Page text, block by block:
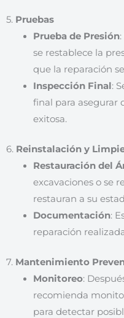
5. Pruebas
Prueba de Presión:
se restablece la
que la reparación
Inspección Final:
final para asegurar
exitosa.
6. Reinstalación y
Restauración del
excavaciones o se
restauran a su
Documentación:
reparación
7. Mantenimiento
Monitoreo:
recomienda
para detectar